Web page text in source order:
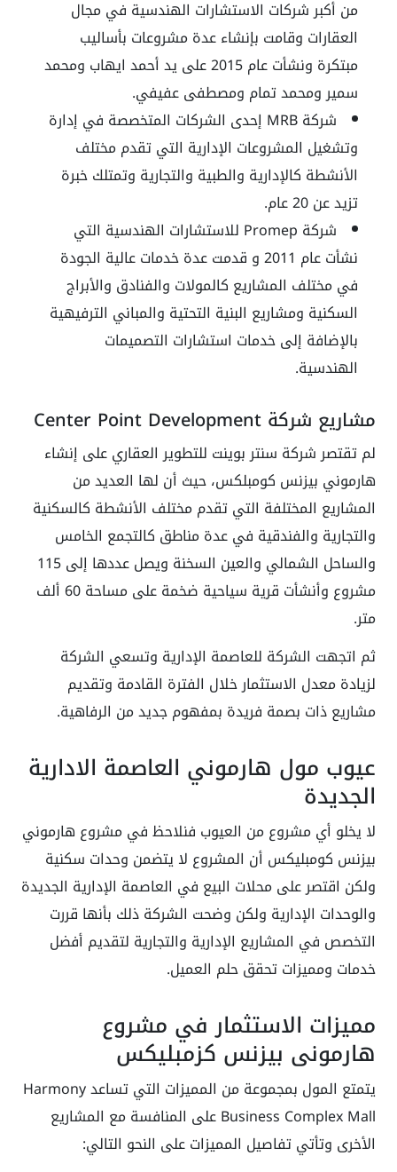
من أكبر شركات الاستشارات الهندسية في مجال
العقارات وقامت بإنشاء عدة مشروعات بأساليب
مبتكرة ونشأت عام 2015 على يد أحمد ايهاب ومحمد
سمير ومحمد تمام ومصطفى عفيفي.
شركة MRB إحدى الشركات المتخصصة في إدارة
وتشغيل المشروعات الإدارية التي تقدم مختلف
الأنشطة كالإدارية والطبية والتجارية وتمتلك خبرة
تزيد عن 20 عام.
شركة Promep للاستشارات الهندسية التي
نشأت عام 2011 و قدمت عدة خدمات عالية الجودة
في مختلف المشاريع كالمولات والفنادق والأبراج
السكنية ومشاريع البنية التحتية والمباني الترفيهية
بالإضافة إلى خدمات استشارات التصميمات
الهندسية.
مشاريع شركة Center Point Development
لم تقتصر شركة سنتر بوينت للتطوير العقاري على إنشاء
هارموني بيزنس كومبلكس، حيث أن لها العديد من
المشاريع المختلفة التي تقدم مختلف الأنشطة كالسكنية
والتجارية والفندقية في عدة مناطق كالتجمع الخامس
والساحل الشمالي والعين السخنة ويصل عددها إلى 115
مشروع وأنشأت قرية سياحية ضخمة على مساحة 60 ألف
متر.
ثم اتجهت الشركة للعاصمة الإدارية وتسعي الشركة
لزيادة معدل الاستثمار خلال الفترة القادمة وتقديم
مشاريع ذات بصمة فريدة بمفهوم جديد من الرفاهية.
عيوب مول هارموني العاصمة الادارية
الجديدة
لا يخلو أي مشروع من العيوب فنلاحظ في مشروع هارموني
بيزنس كومبليكس أن المشروع لا يتضمن وحدات سكنية
ولكن اقتصر على محلات البيع في العاصمة الإدارية الجديدة
والوحدات الإدارية ولكن وضحت الشركة ذلك بأنها قررت
التخصص في المشاريع الإدارية والتجارية لتقديم أفضل
خدمات ومميزات تحقق حلم العميل.
مميزات الاستثمار في مشروع
هارموني بيزنس كزمبليكس
يتمتع المول بمجموعة من المميزات التي تساعد Harmony
Business Complex Mall على المنافسة مع المشاريع
الأخرى وتأتي تفاصيل المميزات على النحو التالي: